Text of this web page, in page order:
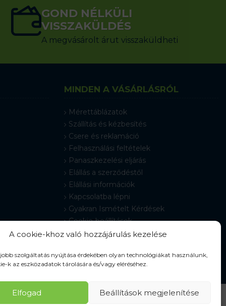
A cookie-khoz való hozzájárulás kezelése
szolgáltatás nyújtása érdekében olyan technológiákat használunk,
k az eszközadatok tárolására és/vagy eléréséhez.
Elfogad Beállítások megjelenítése
GOND NÉLKÜLI
VISSZAKÜLDÉS
A megvásárolt árut visszaküldheti
MINDEN A VÁSÁRLÁSRÓL
Mérettáblázatok
Szállítás és kézbesítés
Csere és reklamáció
Felhasználási feltételek
Panaszkezelési eljárás
Elállás a szerződéstől
Elállási információk
Kapcsolatba lépni
Gyakran Ismételt Kérdések
Cookie-beállítások